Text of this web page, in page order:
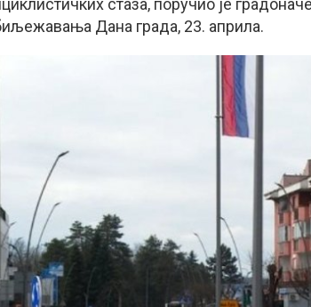
стаза, поручио је
Дана града, 23. априла.